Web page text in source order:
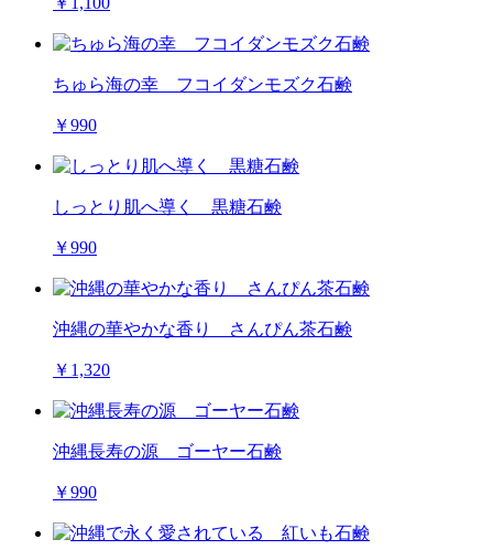
ちゅら海の幸 フコイダンモズク石鹸
￥990
しっとり肌へ導く 黒糖石鹸
￥990
沖縄の華やかな香り さんぴん茶石鹸
￥1,320
沖縄長寿の源 ゴーヤー石鹸
￥990